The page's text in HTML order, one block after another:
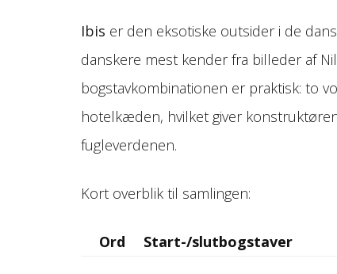
Ibis er den eksotiske outsider i de
danskere mest kender fra billeder af
bogstavkombinationen er praktisk: to
hotelkæden, hvilket giver
fugleverdenen.
Kort overblik til samlingen:
Ord Start-/slutbogstaver